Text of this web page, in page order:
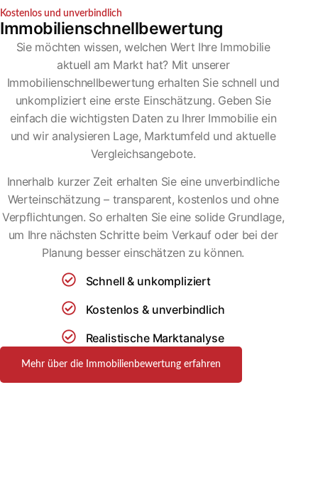
Kostenlos und unverbindlich
Immobilienschnellbewertung
Sie möchten wissen, welchen Wert Ihre Immobilie
aktuell am Markt hat? Mit unserer
Immobilienschnellbewertung erhalten Sie schnell und
unkompliziert eine erste Einschätzung. Geben Sie
einfach die wichtigsten Daten zu Ihrer Immobilie ein
und wir analysieren Lage, Marktumfeld und aktuelle
Vergleichsangebote.
Innerhalb kurzer Zeit erhalten Sie eine unverbindliche
Werteinschätzung – transparent, kostenlos und ohne
Verpflichtungen. So erhalten Sie eine solide Grundlage,
um Ihre nächsten Schritte beim Verkauf oder bei der
Planung besser einschätzen zu können.
Schnell & unkompliziert
Kostenlos & unverbindlich
Realistische Marktanalyse
Mehr über die Immobilienbewertung erfahren